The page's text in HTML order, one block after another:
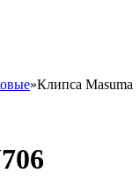
»Клипса Masuma